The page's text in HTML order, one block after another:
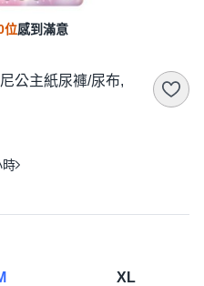
位感到滿意
公主紙尿褲/尿布,
時
XL